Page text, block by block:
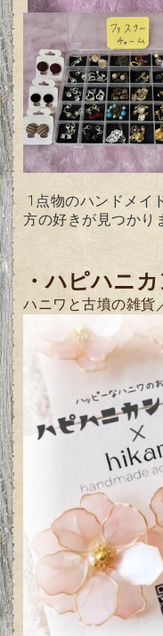
1点物のハンドメイ
方の好きが見つかり
・ハピハニ
ハニワと古墳の雑貨